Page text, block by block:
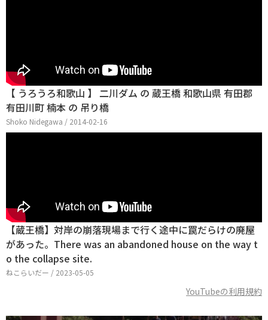
【 うろうろ和歌山 】 二川ダム の 蔵王橋 和歌山県 有田郡
有田川町 楠本 の 吊り橋
Shoko Nidegawa / 2014-02-16
【蔵王橋】対岸の崩落現場まで行く途中に罠だらけの廃屋
があった。There was an abandoned house on the way t
o the collapse site.
ねこらいだー / 2023-05-05
YouTubeの利用規約